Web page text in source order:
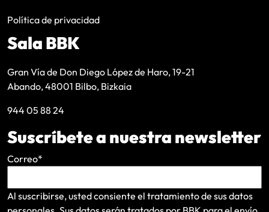
Política de privacidad
Sala BBK
Gran Vía de Don Diego López de Haro, 19-21
Abando, 48001 Bilbo, Bizkaia
944 05 88 24
Suscríbete a nuestra newsletter
Correo*
Al suscribirse, usted consiente el tratamiento de sus datos